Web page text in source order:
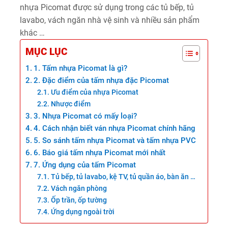
nhựa Picomat được sử dụng trong các tủ bếp, tủ
lavabo, vách ngăn nhà vệ sinh và nhiều sản phẩm
khác …
MỤC LỤC
1. Tấm nhựa Picomat là gì?
2. Đặc điểm của tấm nhựa đặc Picomat
Ưu điểm của nhựa Picomat
Nhược điểm
3. Nhựa Picomat có mấy loại?
4. Cách nhận biết ván nhựa Picomat chính hãng
5. So sánh tấm nhựa Picomat và tấm nhựa PVC
6. Báo giá tấm nhựa Picomat mới nhất
7. Ứng dụng của tấm Picomat
Tủ bếp, tủ lavabo, kệ TV, tủ quần áo, bàn ăn …
Vách ngăn phòng
Ốp trần, ốp tường
Ứng dụng ngoài trời